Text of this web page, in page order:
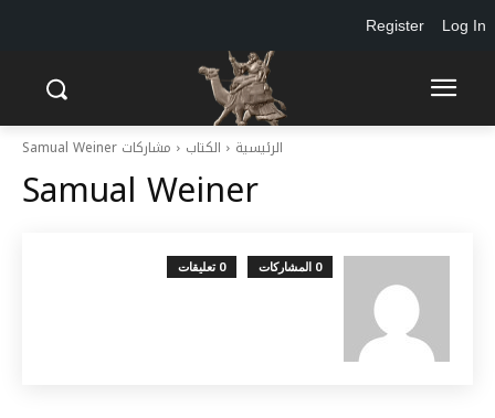
الرئيسية الكتاب مشاركات Samual Weiner
Samual Weiner
0 المشاركات 0 تعليقات
Log In
Register